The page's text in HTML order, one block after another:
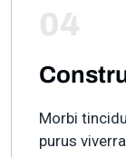
04
Morbi
purus